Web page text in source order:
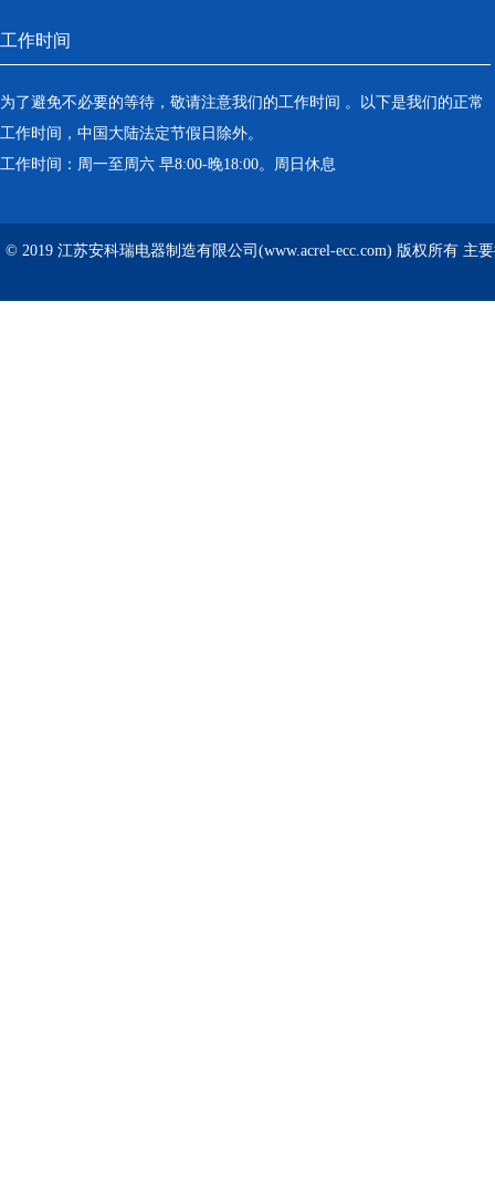
工作时间
为了避免不必要的等待，敬请注意我们的工作时间 。以下是我们的正常
工作时间，中国大陆法定节假日除外。
工作时间：周一至周六 早8:00-晚18:00。周日休息
© 2019 江苏安科瑞电器制造有限公司(www.acrel-ecc.com) 版权所有 主